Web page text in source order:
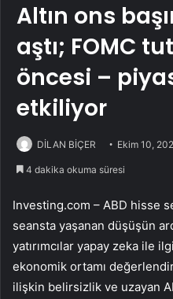
Altın ons
aştı; FOMC
öncesi –
etkiliyor
DİLAN BİÇER Ekim 10,
4 dakika okuma süresi
Investing.com – ABD hisse
seansta yaşanan düşüşün
yatırımcılar yapay zeka ile
ekonomik ortamı
ilişkin belirsizlik ve uzayan